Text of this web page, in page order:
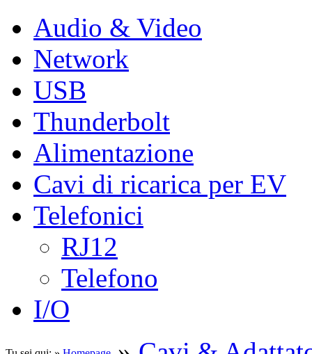
Audio & Video
Network
USB
Thunderbolt
Alimentazione
Cavi di ricarica per EV
Telefonici
RJ12
Telefono
I/O